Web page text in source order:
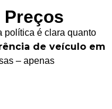
Preços
política é clara quanto
de veículo em
– apenas